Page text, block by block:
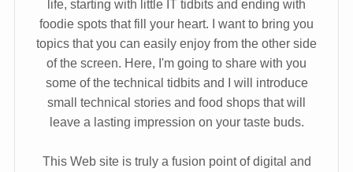
life, starting with little IT tidbits and ending with
foodie spots that fill your heart. I want to bring you
topics that you can easily enjoy from the other side
of the screen. Here, I'm going to share with you
some of the technical tidbits and I will introduce
small technical stories and food shops that will
leave a lasting impression on your taste buds.
This Web site is truly a fusion point of digital and